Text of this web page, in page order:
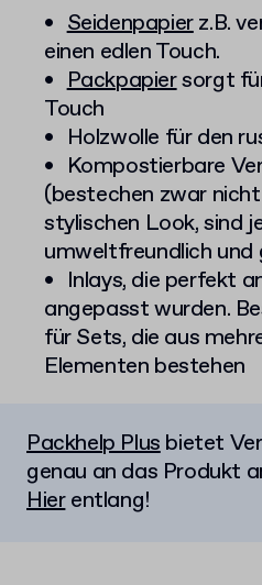
Seidenpapierz.B.
einen edlen Touch.
Packpapiersorgt
Touch
Holzwolle für den
Kompostierbare
(bestechen zwar
stylischen Look, sind
umweltfreundlich
Inlays, die perfekt
angepasst wurden.
für Sets, die aus
Elementen bestehen
Packhelp Plusbietet
genau an das Produkt
Hierentlang!